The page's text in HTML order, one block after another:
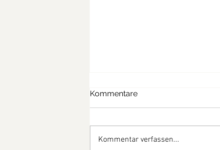
Spinat-Cannelloni
Kommentare
Kommentar verfassen...